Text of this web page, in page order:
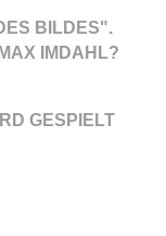
BILDES".
IMDAHL?
GESPIELT